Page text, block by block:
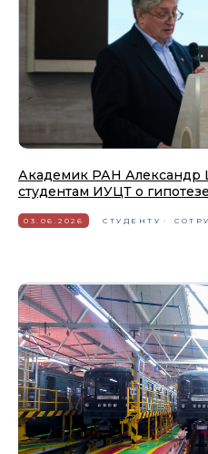
Академик РАН Александр
студентам ИУЦТ о
03.06.2026 СТУДЕНТУ